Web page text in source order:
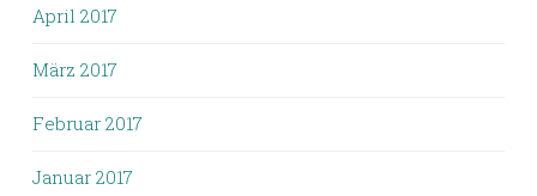
April 2017
März 2017
Februar 2017
Januar 2017